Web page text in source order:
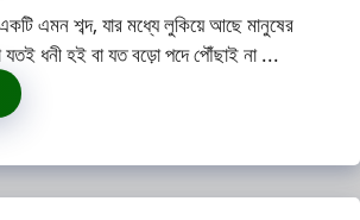
এমন শব্দ, যার মধ্যে লুকিয়ে আছে মানুষের
ধনী হই বা যত বড়ো পদে পৌঁছাই না ...